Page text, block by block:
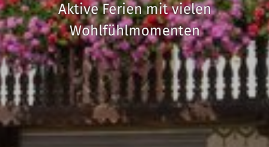
Aktive Ferien mit vielen
Wohlfühlmomenten